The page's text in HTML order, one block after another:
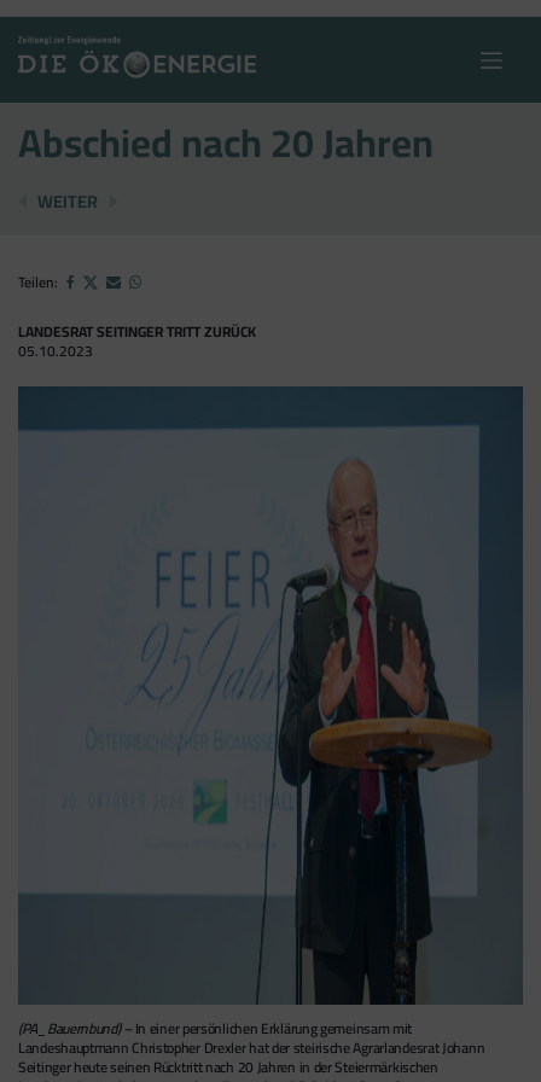
content
Abschied nach 20 Jahren
MEGA-AUSBAU IN VILLACH
WEITER
Teilen:
LANDESRAT SEITINGER TRITT ZURÜCK
05.10.2023
(PA_Bauernbund) –In einer persönlichen Erklärung gemeinsam mit
Landeshauptmann Christopher Drexler hat der steirische Agrarlandesrat Johann
Seitinger heute seinen Rücktritt nach 20 Jahren in der Steiermärkischen